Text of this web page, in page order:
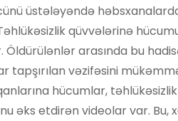
üstələyəndə
qüvvələrinə
arasında bu
tapşırılan vəzifəsini
hücumlar,
əks etdirən videolar var. Bu,